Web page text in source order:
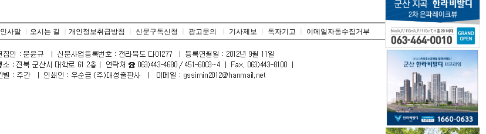
인사말 오시는 길 개인정보취급방침 신문구독신청 광고문의 기사제보 독자기고 이메일자동수집거부